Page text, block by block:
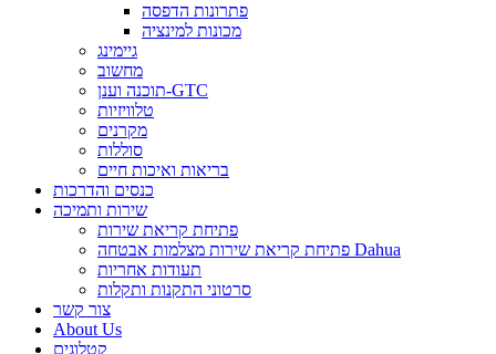
פתרונות הדפסה
מכונות למינציה
גיימינג
מחשוב
תוכנה וענן-GTC
טלוויזיות
מקרנים
סוללות
בריאות ואיכות חיים
כנסים והדרכות
שירות ותמיכה
פתיחת קריאת שירות
פתיחת קריאת שירות מצלמות אבטחה Dahua
תעודות אחריות
סרטוני התקנות ותקלות
צור קשר
About Us
קטלוגים